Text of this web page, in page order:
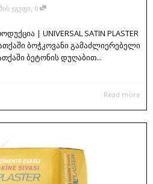
ჯგუფი, 0
| UNIVERSAL SATIN PLASTER
ბოჭკოვანი გამაძლიერებელი
ბეტონის დუღაბით...
Read more